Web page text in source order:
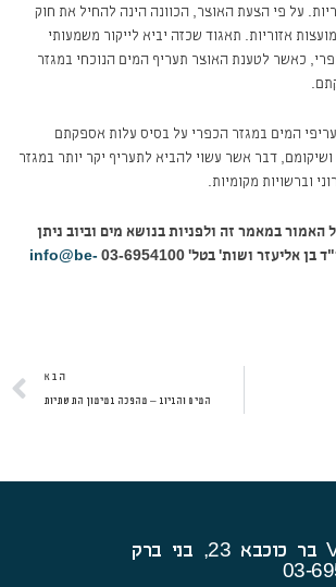
על פי הצעת האוצר, הכוונה הינה להחיל את חוק
אזוריות. תאגוד שכזה יביא לייקור משמעותי
כאשר לטענת האוצר תעריף המים הנוכחי במגזר
המים במגזר הכפרי על בסיס עלות אספקתם
דבר אשר עשוי להביא לתעריף יקר יותר במגזר
וברשויות מקומיות.
האמור במאמר זה ולפניות בנושא מים וביוב ניתן
ושות' בטל' 03-6954100
info@be-
הבא
המים והביוב – מהפכה במימון התשתיות